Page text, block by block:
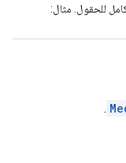
للحقول. مثال:
.